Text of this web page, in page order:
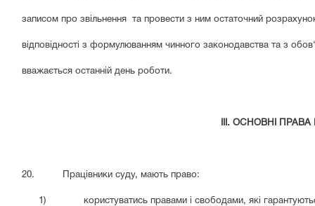
записом про звільнення та провести з ним остаточний
відповідності з формулюванням чинного законодавства та з
вважається останній день роботи.
III. ОСНОВНІ
20. Працівники суду, мають право:
1) користуватись правами і свободами, які